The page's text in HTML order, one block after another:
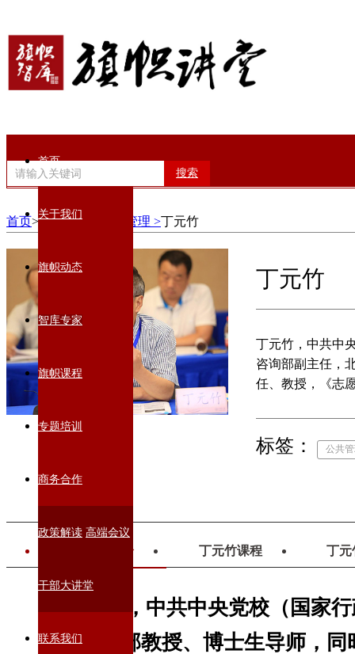
搜索
首页
关于我们
旗帜动态
智库专家
旗帜课程
专题培训
商务合作
政策解读 高端会议
干部大讲堂
联系我们
首页>智库专家> 公共管理 >丁元竹
丁元竹
丁元竹，中共中
咨询部副主任，
任、教授，《志
员会委员，中国
标签： 公共
丁元竹简介 丁元竹课程 丁元
丁元竹， 中共中央党校（国家
文明教研部教授、博士生导师，